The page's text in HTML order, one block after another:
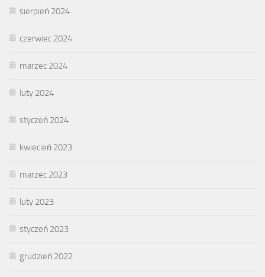
sierpień 2024
czerwiec 2024
marzec 2024
luty 2024
styczeń 2024
kwiecień 2023
marzec 2023
luty 2023
styczeń 2023
grudzień 2022